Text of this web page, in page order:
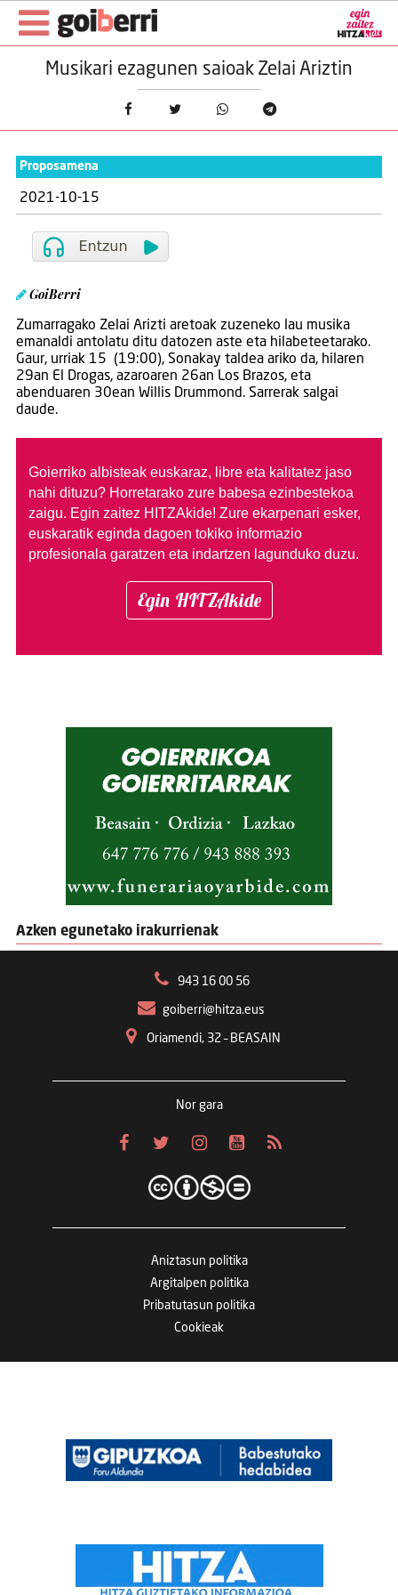
Musikari ezagunen saioak Zelai Ariztin
Proposamena
2021-10-15
GoiBerri
Zumarragako Zelai Arizti aretoak zuzeneko lau musika
emanaldi antolatu ditu datozen aste eta hilabeteetarako.
Gaur, urriak 15 (19:00), Sonakay taldea ariko da, hilaren
29an El Drogas, azaroaren 26an Los Brazos, eta
abenduaren 30ean Willis Drummond. Sarrerak salgai
daude.
Goierriko albisteak euskaraz, libre eta kalitatez jaso
nahi dituzu? Horretarako zure babesa ezinbestekoa
zaigu. Egin zaitez HITZAkide! Zure ekarpenari esker,
euskaratik eginda dagoen tokiko informazio
profesionala garatzen eta indartzen lagunduko duzu.
Egin HITZAkide
Azken egunetako irakurrienak
943 16 00 56
goiberri@hitza.eus
Oriamendi, 32 – BEASAIN
Nor gara
Aniztasun politika
Argitalpen politika
Pribatutasun politika
Cookieak